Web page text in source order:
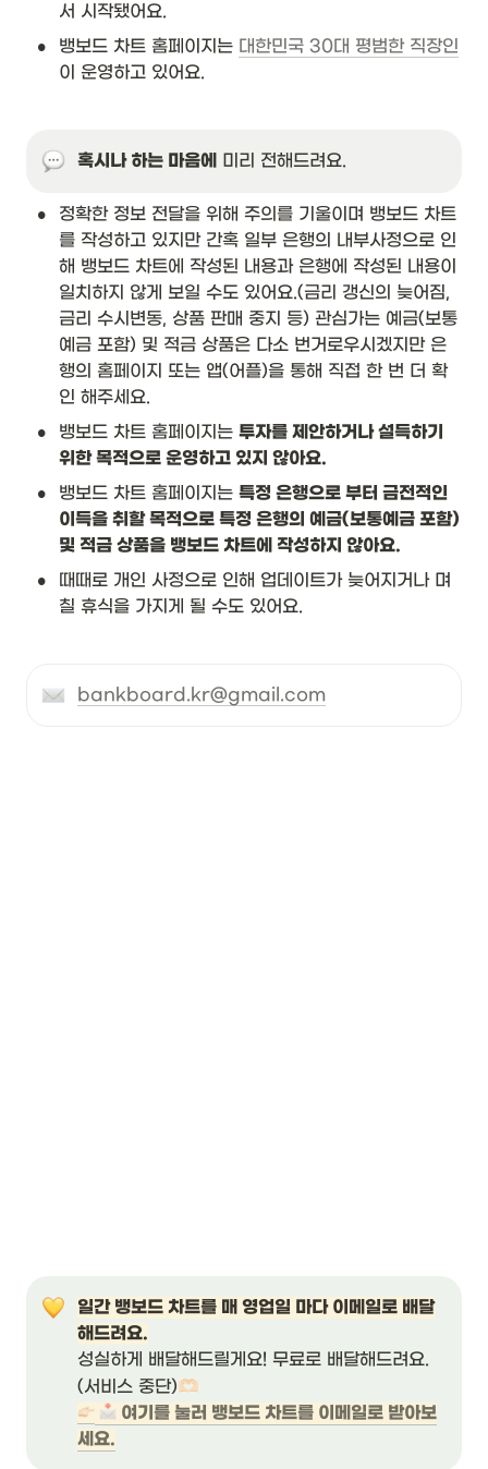
서 시작됐어요.
• 뱅보드 차트 홈페이지는 대한민국 30대 평범한 직장인
이 운영하고 있어요.
혹시나 하는 마음에 미리 전해드려요.
•
정확한 정보 전달을 위해 주의를 기울이며 뱅보드 차트
를 작성하고 있지만 간혹 일부 은행의 내부사정으로 인
해 뱅보드 차트에 작성된 내용과 은행에 작성된 내용이
일치하지 않게 보일 수도 있어요.(금리 갱신의 늦어짐,
금리 수시변동, 상품 판매 중지 등) 관심가는 예금(보통
예금 포함) 및 적금 상품은 다소 번거로우시겠지만 은
행의 홈페이지 또는 앱(어플)을 통해 직접 한 번 더 확
인 해주세요.
• 뱅보드 차트 홈페이지는 투자를 제안하거나 설득하기
위한 목적으로 운영하고 있지 않아요.
• 뱅보드 차트 홈페이지는 특정 은행으로 부터 금전적인
이득을 취할 목적으로 특정 은행의 예금(보통예금 포함)
및 적금 상품을 뱅보드 차트에 작성하지 않아요.
•
때때로 개인 사정으로 인해 업데이트가 늦어지거나 며
칠 휴식을 가지게 될 수도 있어요.
bankboard.kr@gmail.com
일간 뱅보드 차트를 매 영업일 마다 이메일로 배달
성실하게 배달해드릴게요! 무료로 배달해드려요.
(서비스 중단)🫶🏻
여기를 눌러 뱅보드 차트를 이메일로 받아보
세요.